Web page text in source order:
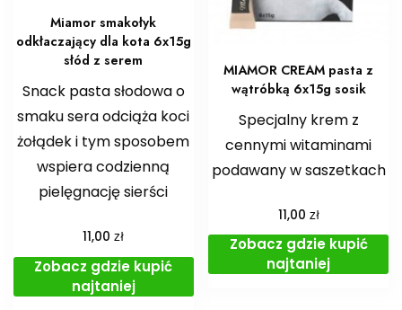
Miamor smakołyk
odkłaczający dla kota 6x15g
słód z serem
Snack pasta słodowa o
smaku sera odciąża koci
żołądek i tym sposobem
wspiera codzienną
pielęgnację sierści
11,00zł
Zobacz gdzie kupić
najtaniej
MIAMOR CREAM pasta z
wątróbką 6x15g sosik
Specjalny krem z
cennymi witaminami
podawany w saszetkach
11,00 zł
Zobacz gdzie kupić
najtaniej